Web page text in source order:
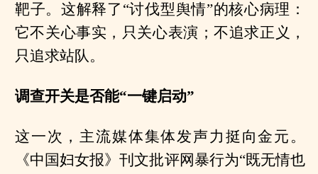
靶子。这解释了“讨伐型舆情”的核心病理：
它不关心事实，只关心表演；不追求正义，
只追求站队。
调查开关是否能“一键启动”
这一次，主流媒体集体发声力挺向金元。
《中国妇女报》刊文批评网暴行为“既无情也